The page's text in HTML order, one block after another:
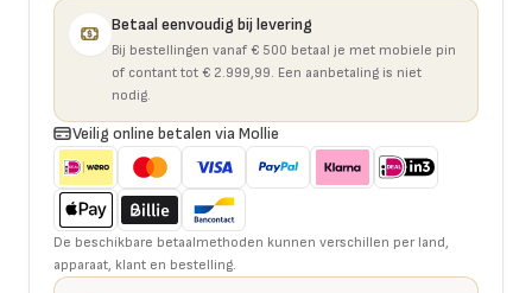
Betaal eenvoudig bij levering
Bij bestellingen vanaf € 500 betaal je met mobiele pin
of contant tot € 2.999,99. Een aanbetaling is niet
nodig.
Veilig online betalen via Mollie
De beschikbare betaalmethoden kunnen verschillen per land,
apparaat, klant en bestelling.